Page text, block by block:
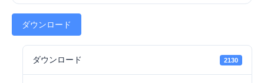
ダウンロード
ダウンロード 2130